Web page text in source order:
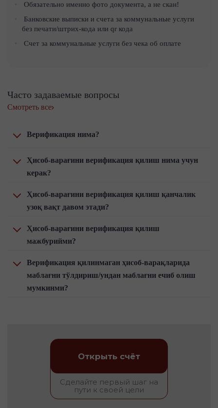
Обязательно именно фото документа, а не скан!
Банковские выписки и счета за коммунальные услуги
без печати/штрих-кода или qr кода
Счет за коммунальные услуги без чека об оплате
Часто задаваемые вопросы
Смотреть все
Верификация нима?
Ҳисоб-варағини верификация қилиш нима учун
керак?
Ҳисоб-варағини верификация қилиш қанчалик
узоқ вақт давом этади?
Ҳисоб-варағини верификация қилиш
мажбурийми?
Верификация қилинмаган ҳисоб-варақларида
маблағни тўлдириш/ундан маблағни ечиб олиш
мумкинми?
Сделайте первый шаг на
пути к своей цели
Открыть счёт